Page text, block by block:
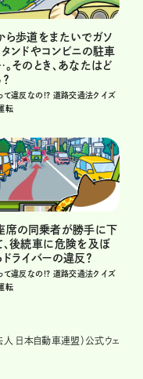
ら歩道をまたいでガソ
タンドやコンビニの駐車
そのとき、あなたはど
て違反なの!? 道路交通法クイズ
転
席の同乗者が勝手に下
、後続車に危険を及ぼ
ドライバーの違反？
て違反なの!? 道路交通法クイズ
転
人 日本自動車連盟）公式ウェ